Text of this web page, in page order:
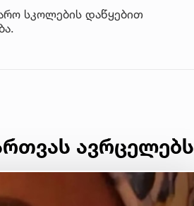
სკოლების დაწყებით
ავრცელებს